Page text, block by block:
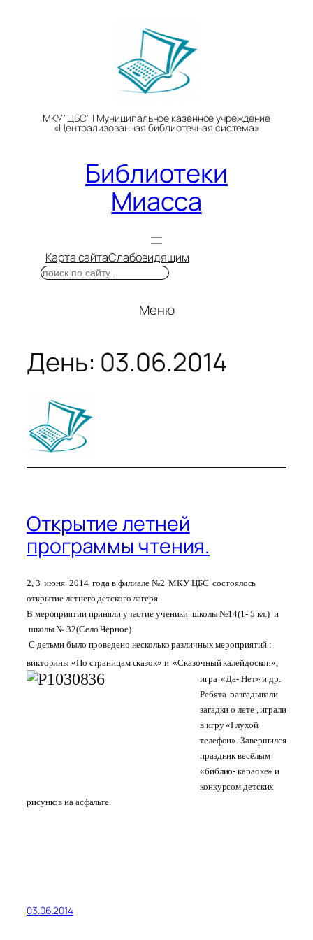
МКУ "ЦБС" | Муниципальное казенное учреждение
«Централизованная библиотечная система»
Библиотеки
Миасса
Карта сайтаСлабовидящим
Поиск
Меню
День: 03.06.2014
Открытие летней
программы чтения.
2, 3 июня 2014 года в филиале №2 МКУ ЦБС состоялось
открытие летнего детского лагеря.
В мероприятии приняли участие ученики школы №14(1- 5 кл.) и
школы № 32(Село Чёрное).
С детьми было проведено несколько различных мероприятий :
викторины «По страницам сказок» и «Сказочный калейдоскоп»,
игра «Да- Нет» и др.
Ребята разгадывали
загадки о лете , играли
в игру «Глухой
телефон». Завершился
праздник весёлым
«библио- караоке» и
конкурсом детских
рисунков на асфальте.
03.06.2014